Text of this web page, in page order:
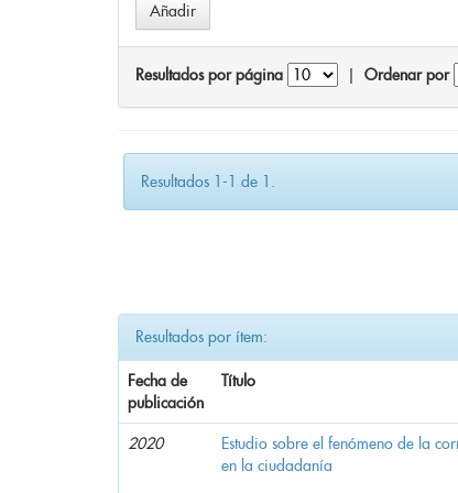
Resultados por página Ordenar por
Resultados 1-1 de 1.
Resultados por ítem:
Fecha de
publicación
Título
2020
Estudio sobre el fenómeno de la
en la ciudadanía